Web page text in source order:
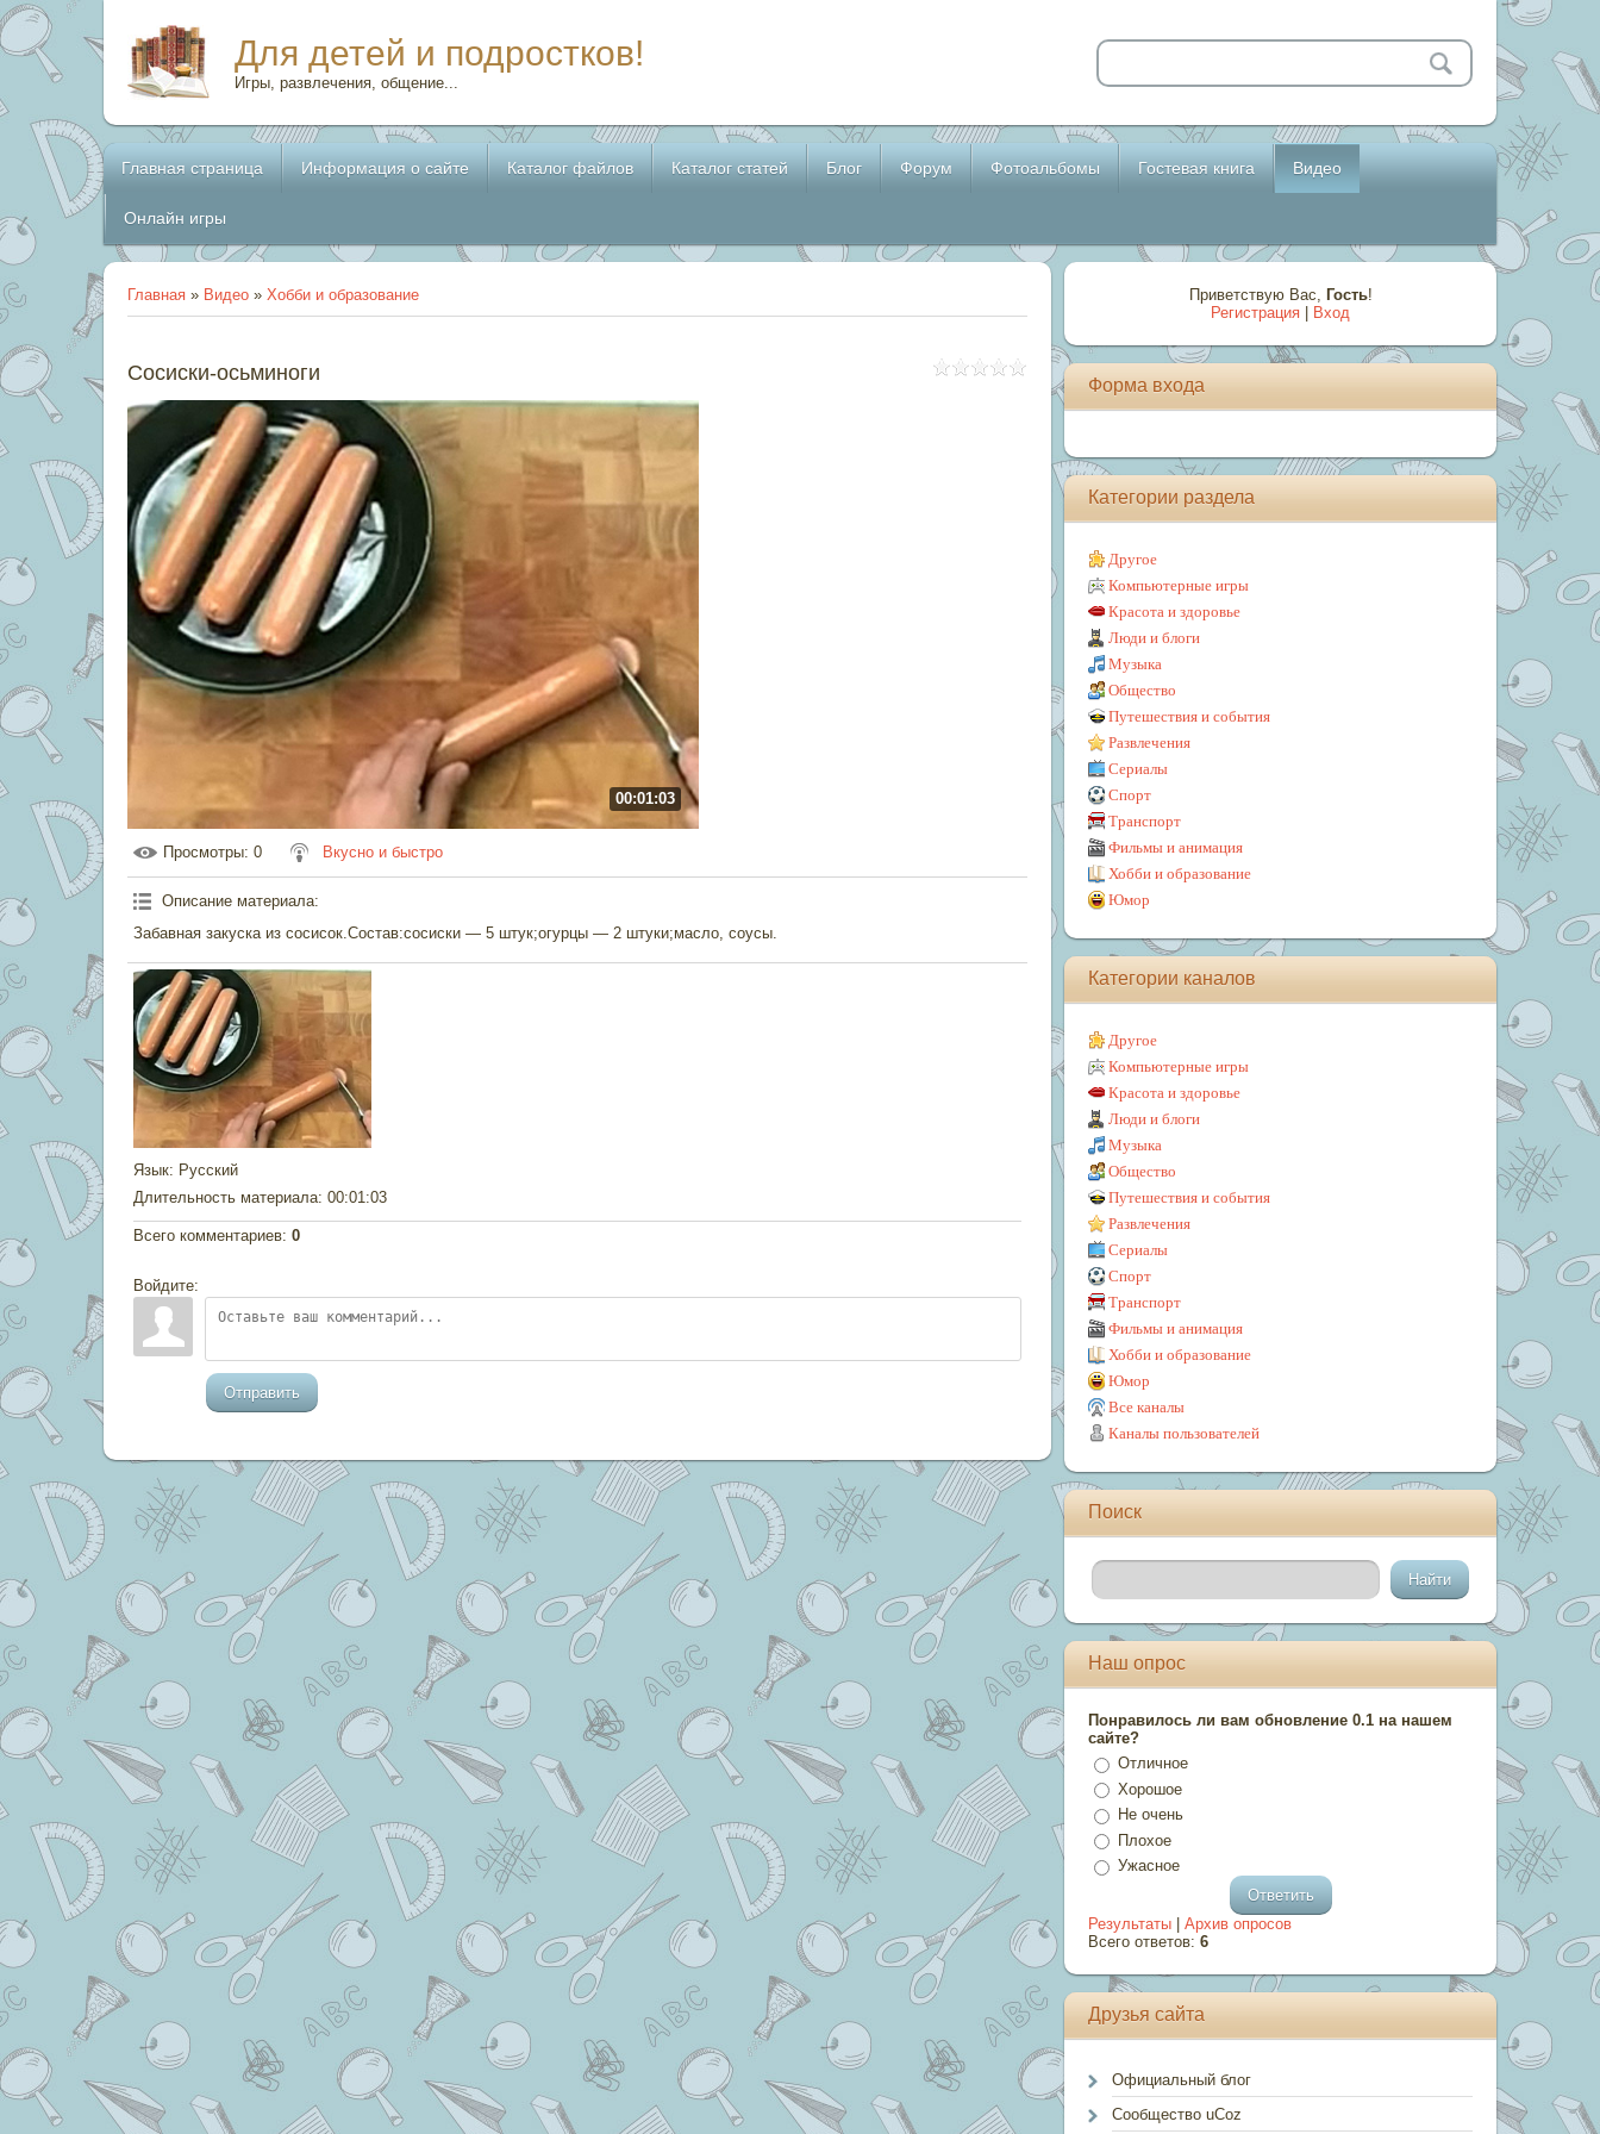
Для детей и подростков!
Игры, развлечения, общение...
Главная страница Информация о сайте Каталог файлов Каталог статей Блог Форум Фотоальбомы Гостевая книга Видео
Онлайн игры
Главная » Видео » Хобби и образование
Сосиски-осьминоги
00:01:03
Просмотры: 0 Вкусно и быстро
Описание материала:
Забавная закуска из сосисок.Состав:сосиски — 5 штук;огурцы — 2 штуки;масло, соусы.
Язык: Русский
Длительность материала: 00:01:03
Всего комментариев: 0
Войдите:
Отправить
Приветствую Вас, Гость!
Регистрация
Вход
Форма входа
Категории раздела
Другое
Компьютерные игры
Красота и здоровье
Люди и блоги
Музыка
Общество
Путешествия и события
Развлечения
Сериалы
Спорт
Транспорт
Фильмы и анимация
Хобби и образование
Юмор
Категории каналов
Другое
Компьютерные игры
Красота и здоровье
Люди и блоги
Музыка
Общество
Путешествия и события
Развлечения
Сериалы
Спорт
Транспорт
Фильмы и анимация
Хобби и образование
Юмор
Все каналы
Каналы пользователей
Поиск
Наш опрос
Понравилось ли вам обновление 0.1 на нашем
сайте?
Отличное
Хорошое
Не очень
Плохое
Ужасное
Результаты |Архив опросов
Всего ответов:6
Друзья сайта
Официальный блог
Сообщество uCoz